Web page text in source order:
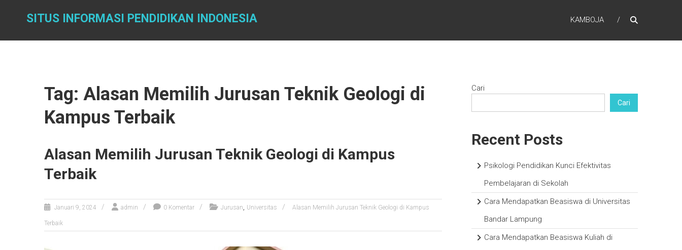
SITUS INFORMASI PENDIDIKAN INDONESIA KAMBOJA
Tag: Alasan Memilih Jurusan Teknik Geologi di
Kampus Terbaik
Alasan Memilih Jurusan Teknik Geologi di Kampus
Terbaik
Januari 9, 2024 admin 0 Komentar Jurusan, Universitas Alasan Memilih Jurusan Teknik Geologi di Kampus
Terbaik
Cari
Cari
Recent Posts
Psikologi Pendidikan Kunci Efektivitas
Pembelajaran di Sekolah
Cara Mendapatkan Beasiswa di Universitas
Bandar Lampung
Cara Mendapatkan Beasiswa Kuliah di